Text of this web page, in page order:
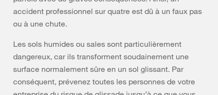
accident professionnel sur quatre est dû à un faux pas
ou à une chute.
Les sols humides ou sales sont particulièrement
dangereux, car ils transforment soudainement une
surface normalement sûre en un sol glissant. Par
conséquent, prévenez toutes les personnes de votre